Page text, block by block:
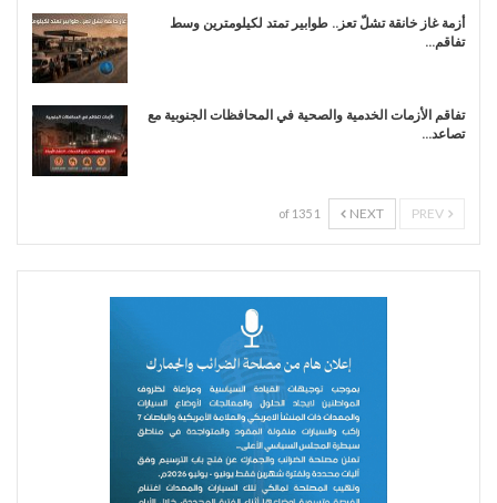
أزمة غاز خانقة تشلّ تعز.. طوابير تمتد لكيلومترين وسط
تفاقم…
تفاقم الأزمات الخدمية والصحية في المحافظات الجنوبية مع
تصاعد…
NEXT
1 of 135